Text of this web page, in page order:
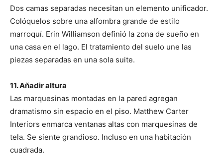
Dos camas separadas necesitan un elemento unificador.
Colóquelos sobre una alfombra grande de estilo
marroquí. Erin Williamson definió la zona de sueño en
una casa en el lago. El tratamiento del suelo une las
piezas separadas en una sola suite.
11. Añadir altura
Las marquesinas montadas en la pared agregan
dramatismo sin espacio en el piso. Matthew Carter
Interiors enmarca ventanas altas con marquesinas de
tela. Se siente grandioso. Incluso en una habitación
cuadrada.